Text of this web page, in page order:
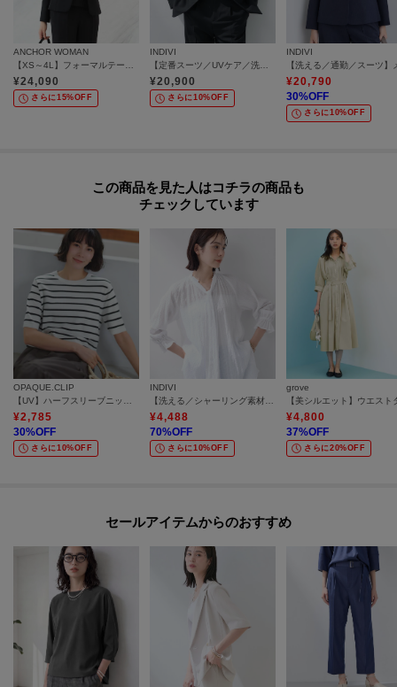
ANCHOR WOMAN
【XS～4L】フォーマルテーラードジャケット【ウォッシャブル/洗える/セットアップ着用可】
¥24,090
さらに15%OFF
INDIVI
【定番スーツ／UVケア／洗える】ウール調テーラードジャケット
¥20,900
さらに10%OFF
INDIVI
¥20,790
30%OFF
さらに10%OFF
この商品を見た人はコチラの商品も
チェックしています
OPAQUE.CLIP
¥2,785
30%OFF
さらに10%OFF
INDIVI
¥4,488
70%OFF
さらに10%OFF
grove
¥4,800
37%OFF
さらに20%OFF
セールアイテムからのおすすめ